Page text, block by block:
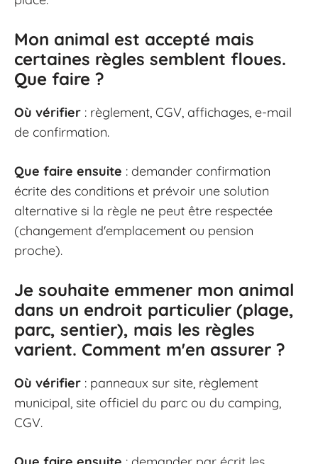
Mon animal est accepté mais
certaines règles semblent floues.
Que faire ?
Où vérifier : règlement, CGV, affichages, e-mail
de confirmation.
Que faire ensuite : demander confirmation
écrite des conditions et prévoir une solution
alternative si la règle ne peut être respectée
(changement d'emplacement ou pension
proche).
Je souhaite emmener mon animal
dans un endroit particulier (plage,
parc, sentier), mais les règles
varient. Comment m'en assurer ?
Où vérifier : panneaux sur site, règlement
municipal, site officiel du parc ou du camping,
CGV.